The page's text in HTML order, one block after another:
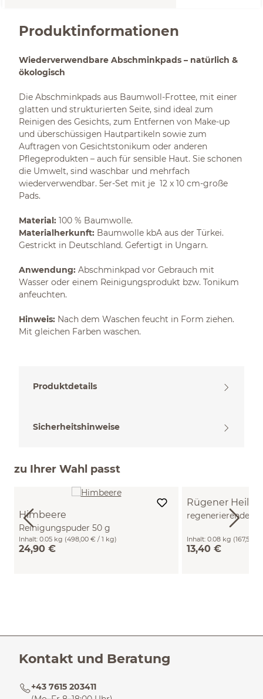
Produktinformationen
Wiederverwendbare Abschminkpads – natürlich &
ökologisch
Die Abschminkpads aus Baumwoll-Frottee, mit einer
glatten und strukturierten Seite, sind ideal zum
Reinigen des Gesichts, zum Entfernen von Make-up
und überschüssigen Hautpartikeln sowie zum
Auftragen von Gesichtstonikum oder anderen
Pflegeprodukten – auch für sensible Haut. Sie schonen
die Umwelt, sind waschbar und mehrfach
wiederverwendbar. 5er-Set mit je 12 x 10 cm-große
Pads.
Material: 100 % Baumwolle.
Materialherkunft: Baumwolle kbA aus der Türkei.
Gestrickt in Deutschland. Gefertigt in Ungarn.
Anwendung: Abschminkpad vor Gebrauch mit
Wasser oder einem Reinigungsprodukt bzw. Tonikum
anfeuchten.
Hinweis: Nach dem Waschen feucht in Form ziehen.
Mit gleichen Farben waschen.
Produktdetails
Sicherheitshinweise
zu Ihrer Wahl passt
Himbeere
Reinigungspuder 50 g
Inhalt: 0.05 kg (498,00 € / 1 kg)
24,90 €
Rügener
regenerierende
Inhalt: 0.08 kg (167,50
13,40 €
Kontakt und Beratung
+43 7615 203411